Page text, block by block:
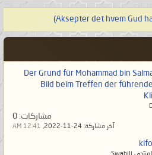
ناصر محمد اليمانيّ.
Aksepter det hvem Gud
Der Grund für Mohammad bin
Bild beim Treffen der
مشاركات:
آخر مشاركة: 12:41 AM